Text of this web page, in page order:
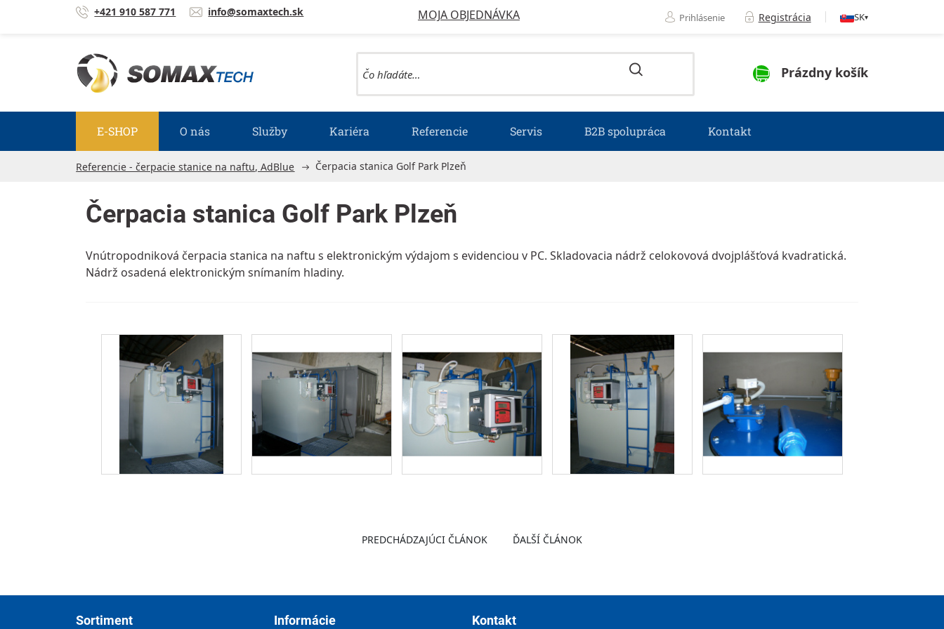
Prejsť na obsah +421 910 587 771 info@somaxtech.sk MOJA OBJEDNÁVKA Prihlásenie Registrácia SK▾
NÁKUPNÝ KOŠÍK
Prázdny košík
E-SHOP O nás Služby Kariéra Referencie Servis B2B spolupráca Kontakt
Referencie - čerpacie stanice na naftu, AdBlue Čerpacia stanica Golf Park Plzeň
Čerpacia stanica Golf Park Plzeň
Vnútropodniková čerpacia stanica na naftu s elektronickým výdajom s evidenciou v PC. Skladovacia nádrž celokovová dvojplášťová kvadratická.
Nádrž osadená elektronickým snímaním hladiny.
PREDCHÁDZAJÚCI ČLÁNOK ĎALŠÍ ČLÁNOK
Sortiment Informácie Kontakt